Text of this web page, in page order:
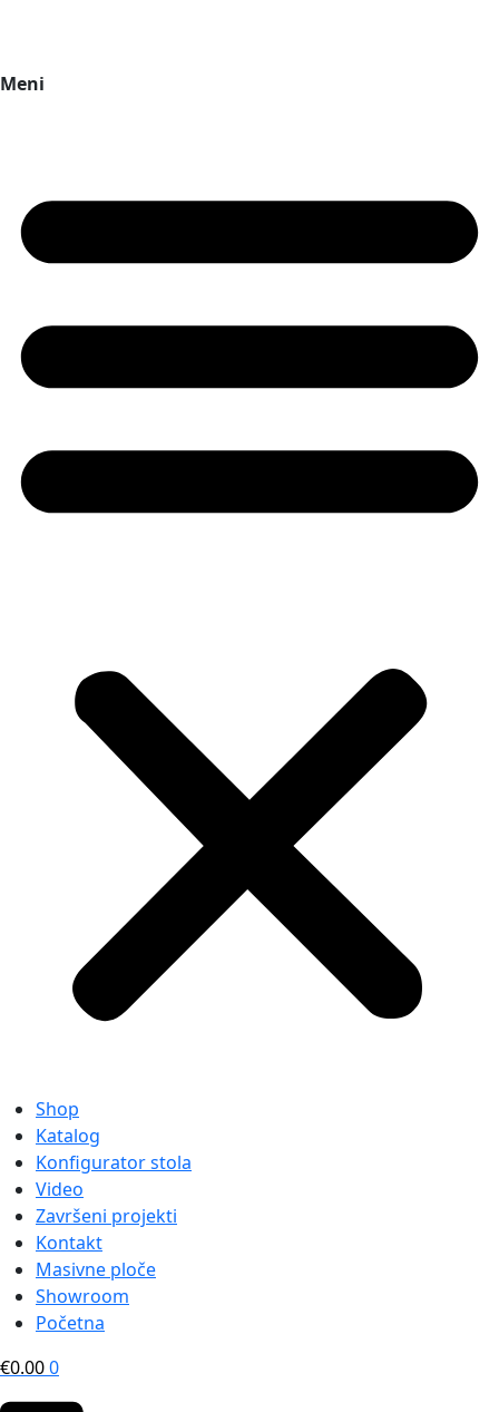
Shop
Katalog
Konfigurator stola
Video
Završeni projekti
Kontakt
Masivne ploče
Showroom
Početna
€0.000